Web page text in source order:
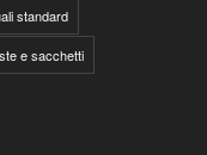
standard
e sacchetti